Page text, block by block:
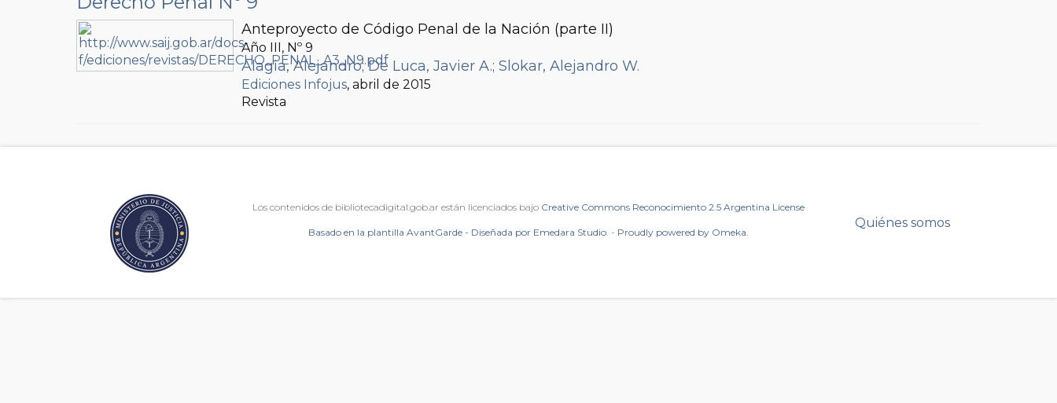
Anteproyecto de Código Penal de la Nación (parte II)
Año III, Nº 9
Alagia, Alejandro;De Luca, Javier A.; Slokar, Alejandro W.
Ediciones Infojus, abril de 2015
Revista
Los contenidos de bibliotecadigital.gob.ar están licenciados bajo Creative Commons Reconocimiento 2.5 Argentina License
Basado en la plantilla AvantGarde - Diseñada por Emedara Studio. - Proudly powered by Omeka.
Quiénes somos